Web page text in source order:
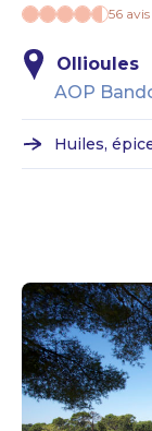
56
Ollioules
AOP
Huiles,